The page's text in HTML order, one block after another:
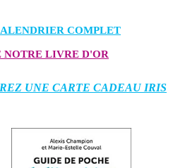
COMPLET
NOTRE LIVRE D'OR
UNE CARTE CADEAU IRIS